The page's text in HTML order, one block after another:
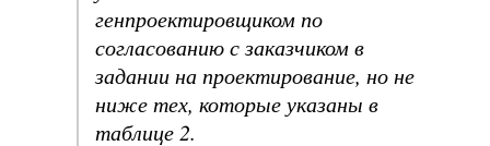
генпроектировщиком по
согласованию с заказчиком в
задании на проектирование, но не
ниже тех, которые указаны в
таблице 2.